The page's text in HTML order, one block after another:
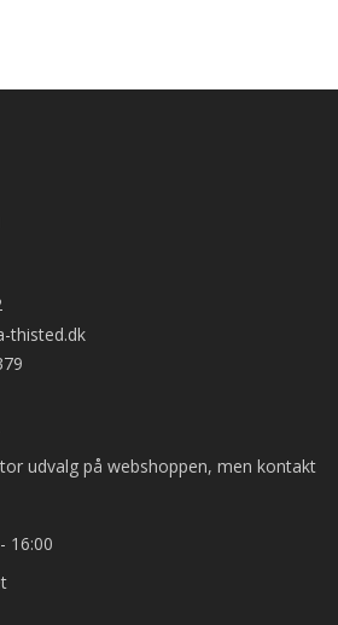
thisted.dk
udvalg på webshoppen, men kontakt
16:00